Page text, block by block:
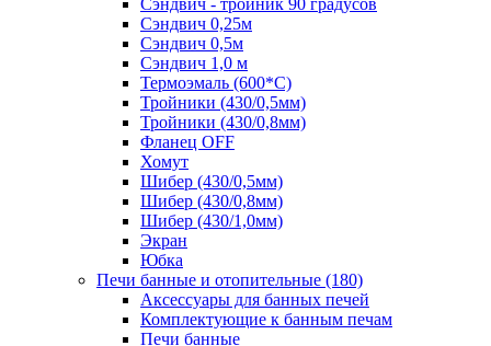
Сэндвич - тройник 90 градусов
Сэндвич 0,25м
Сэндвич 0,5м
Сэндвич 1,0 м
Термоэмаль (600*С)
Тройники (430/0,5мм)
Тройники (430/0,8мм)
Фланец OFF
Хомут
Шибер (430/0,5мм)
Шибер (430/0,8мм)
Шибер (430/1,0мм)
Экран
Юбка
Печи банные и отопительные (180)
Аксессуары для банных печей
Комплектующие к банным печам
Печи банные